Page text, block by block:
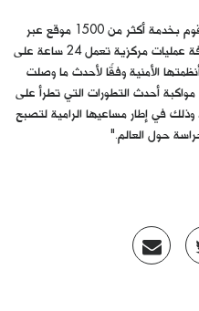
2- تقول في تعريفها عن نفسها إنها "تقوم بخدمة أكثر من 1500 موقع عبر
فروعها المنتشرة في أنحاء الجمهورية وغرفة عمليات مركزية تعمل 24 ساعة على
الأمنية وفقًا لأحدث ما وصلت
مواكبة أحدث التطورات التي تطرأ على
وذلك في إطار مساعيها الرامية لتصبح
حول العالم."